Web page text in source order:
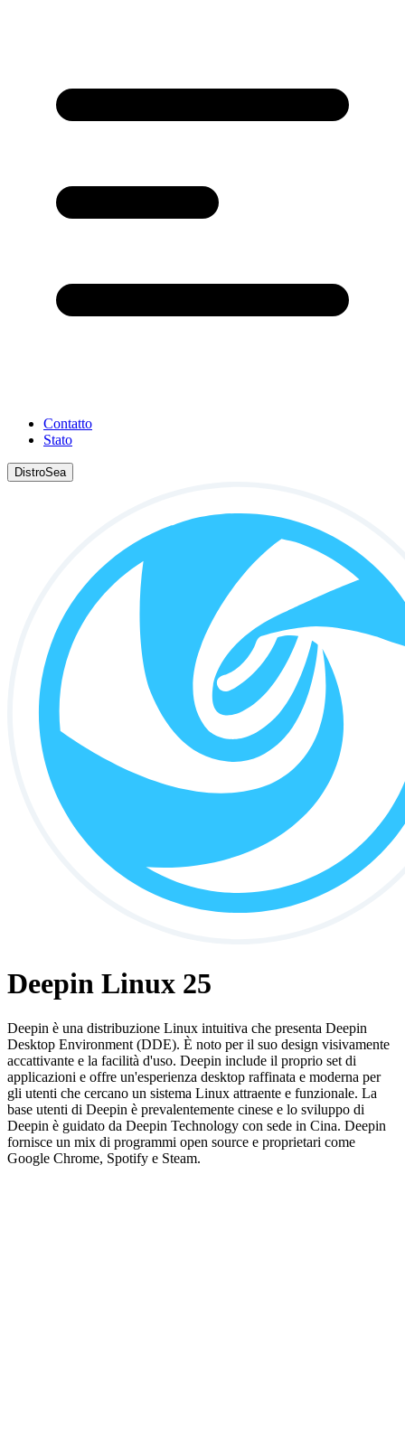
Contatto
Stato
DistroSea
Deepin Linux 25
Deepin è una distribuzione Linux intuitiva che presenta Deepin
Desktop Environment (DDE). È noto per il suo design visivamente
accattivante e la facilità d'uso. Deepin include il proprio set di
applicazioni e offre un'esperienza desktop raffinata e moderna per
gli utenti che cercano un sistema Linux attraente e funzionale. La
base utenti di Deepin è prevalentemente cinese e lo sviluppo di
Deepin è guidato da Deepin Technology con sede in Cina. Deepin
fornisce un mix di programmi open source e proprietari come
Google Chrome, Spotify e Steam.